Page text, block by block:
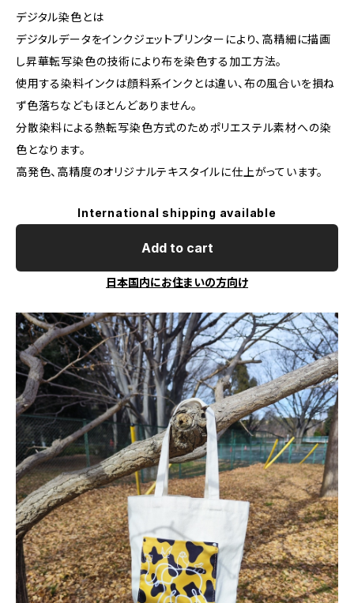
デジタル染色とは
デジタルデータをインクジェットプリンターにより、高精細に描画
し昇華転写染色の技術により布を染色する加工方法。
使用する染料インクは顔料系インクとは違い、布の風合いを損ね
ず色落ちなどもほとんどありません。
分散染料による熱転写染色方式のためポリエステル素材への染
色となります。
高発色、高精度のオリジナルテキスタイルに仕上がっています。
International shipping available
Add to cart
日本国内にお住まいの方向け